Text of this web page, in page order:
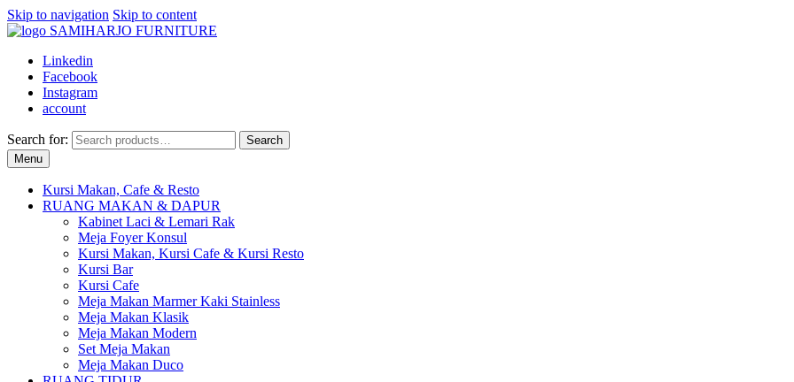
Skip to navigation Skip to content
Linkedin
Facebook
Instagram
account
Search for:
Search
Menu
Kursi Makan, Cafe & Resto
RUANG MAKAN & DAPUR
Kabinet Laci & Lemari Rak
Meja Foyer Konsul
Kursi Makan, Kursi Cafe & Kursi Resto
Kursi Bar
Kursi Cafe
Meja Makan Marmer Kaki Stainless
Meja Makan Klasik
Meja Makan Modern
Set Meja Makan
Meja Makan Duco